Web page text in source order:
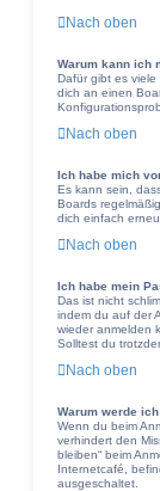
Nach oben
Warum kann ich
Dafür gibt es
dich an einen
Nach oben
Ich habe mich
Es kann sein,
Boards
dich einfach
Nach oben
Ich habe mein
Das ist nicht
indem du auf der
wieder anmelden
Solltest du
Nach oben
Warum werde
Wenn du beim
verhindert den
bleiben“ beim
Internetcafé,
ausgeschaltet.